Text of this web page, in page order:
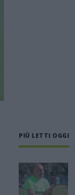
PIÙ LETTI OGGI